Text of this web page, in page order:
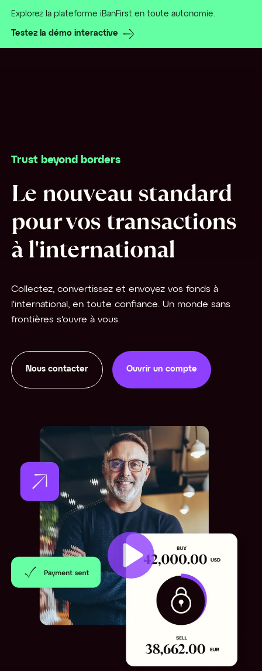
Explorez la plateforme iBanFirst en toute autonomie.
Testez la démo interactive
Trust beyond borders
Le nouveau standard
pour vos transactions
à l'international
Collectez, convertissez et envoyez vos fonds à
l'international, en toute confiance. Un monde sans
frontières s'ouvre à vous.
Nous contacter Ouvrir un compte
Ouvrir un compte